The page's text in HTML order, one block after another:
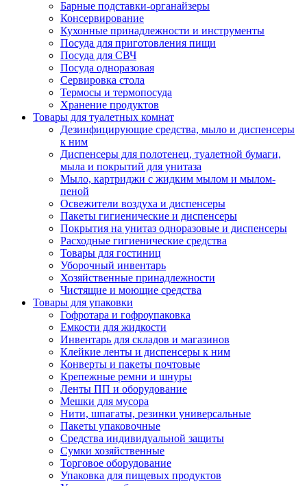
Барные подставки-органайзеры
Консервирование
Кухонные принадлежности и инструменты
Посуда для приготовления пищи
Посуда для СВЧ
Посуда одноразовая
Сервировка стола
Термосы и термопосуда
Хранение продуктов
Товары для туалетных комнат
Дезинфицирующие средства, мыло и диспенсеры
к ним
Диспенсеры для полотенец, туалетной бумаги,
мыла и покрытий для унитаза
Мыло, картриджи с жидким мылом и мылом-
пеной
Освежители воздуха и диспенсеры
Пакеты гигиенические и диспенсеры
Покрытия на унитаз одноразовые и диспенсеры
Расходные гигиенические средства
Товары для гостиниц
Уборочный инвентарь
Хозяйственные принадлежности
Чистящие и моющие средства
Товары для упаковки
Гофротара и гофроупаковка
Емкости для жидкости
Инвентарь для складов и магазинов
Клейкие ленты и диспенсеры к ним
Конверты и пакеты почтовые
Крепежные ремни и шнуры
Ленты ПП и оборудование
Мешки для мусора
Нити, шпагаты, резинки универсальные
Пакеты упаковочные
Средства индивидуальной защиты
Сумки хозяйственные
Торговое оборудование
Упаковка для пищевых продуктов